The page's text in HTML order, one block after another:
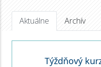
Aktuálne Archív
Týždňový